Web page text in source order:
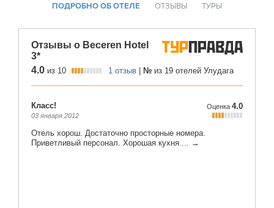
ПОДРОБНО ОБ ОТЕЛЕ ОТЗЫВЫ ТУРЫ